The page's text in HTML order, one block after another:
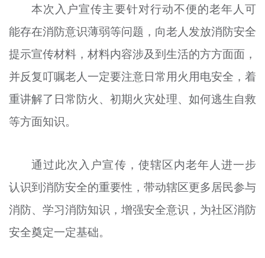
宣传思想文化人才
专题
资料库
+
本次入户宣传主要针对行动不便的老年人可
能存在消防意识薄弱等问题，向老人发放消防安全
提示宣传材料，材料内容涉及到生活的方方面面，
并反复叮嘱老人一定要注意日常用火用电安全，着
重讲解了日常防火、初期火灾处理、如何逃生自救
等方面知识。
通过此次入户宣传，使辖区内老年人进一步
认识到消防安全的重要性，带动辖区更多居民参与
消防、学习消防知识，增强安全意识，为社区消防
安全奠定一定基础。